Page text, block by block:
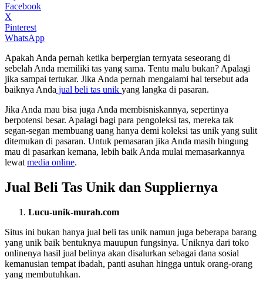
Facebook
X
Pinterest
WhatsApp
Apakah Anda pernah ketika berpergian ternyata seseorang di
sebelah Anda memiliki tas yang sama. Tentu malu bukan? Apalagi
jika sampai tertukar. Jika Anda pernah mengalami hal tersebut ada
baiknya Anda jual beli tas unik yang langka di pasaran.
Jika Anda mau bisa juga Anda membisniskannya, sepertinya
berpotensi besar. Apalagi bagi para pengoleksi tas, mereka tak
segan-segan membuang uang hanya demi koleksi tas unik yang sulit
ditemukan di pasaran. Untuk pemasaran jika Anda masih bingung
mau di pasarkan kemana, lebih baik Anda mulai memasarkannya
lewat media online.
Jual Beli Tas Unik dan Suppliernya
Lucu-unik-murah.com
Situs ini bukan hanya jual beli tas unik namun juga beberapa barang
yang unik baik bentuknya mauupun fungsinya. Uniknya dari toko
onlinenya hasil jual belinya akan disalurkan sebagai dana sosial
kemanusian tempat ibadah, panti asuhan hingga untuk orang-orang
yang membutuhkan.